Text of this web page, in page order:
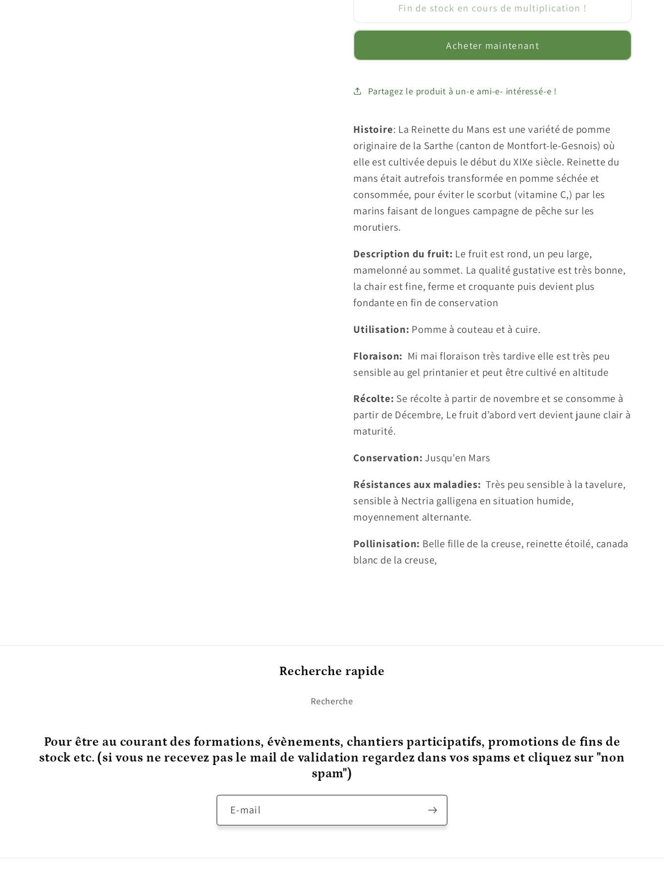
&quot;Reinette
Mans&quot;
de
&quot;Reinette
Mans&quot;
Fin de stock en cours de multiplication !
Acheter maintenant
Partagez le produit à un-e ami-e- intéressé-e !
Histoire: La Reinette du Mans est une variété de pomme
originaire de la Sarthe (canton de Montfort-le-Gesnois) où
elle est cultivée depuis le début du XIXe siècle. Reinette du
mans était autrefois transformée en pomme séchée et
consommée, pour éviter le scorbut (vitamine C,) par les
marins faisant de longues campagne de pêche sur les
morutiers.
Description du fruit: Le fruit est rond, un peu large,
mamelonné au sommet. La qualité gustative est très bonne,
la chair est fine, ferme et croquante puis devient plus
fondante en fin de conservation
Utilisation: Pomme à couteau et à cuire.
Floraison: Mi mai floraison très tardive elle est très peu
sensible au gel printanier et peut être cultivé en altitude
Récolte: Se récolte à partir de novembre et se consomme à
partir de Décembre, Le fruit d’abord vert devient jaune clair à
maturité.
Conservation: Jusqu'en Mars
Résistances aux maladies:Très peu sensible à la tavelure,
sensible à Nectria galligena en situation humide,
moyennement alternante.
Pollinisation: Belle fille de la creuse, reinette étoilé, canada
blanc de la creuse,
Recherche rapide
Recherche
Pour être au courantdes formations, évènements, chantiers participatifs, promotions de fins de
stock etc. (si vous ne recevez pas le mail de validation regardez dans vos spams et cliquez sur "non
spam")
E-mail